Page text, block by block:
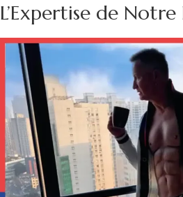
L’Expertise de Notre